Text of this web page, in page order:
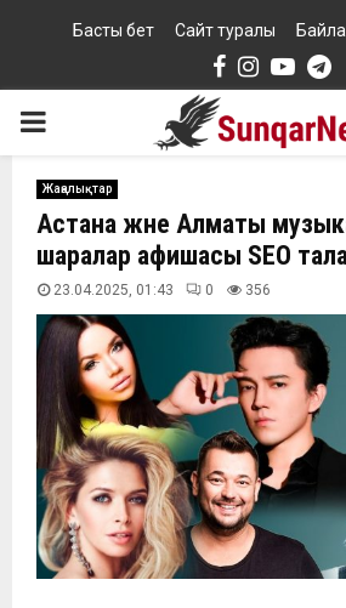
Басты бет Сайт туралы
Facebook
PRIMARY
MENU
Жаңалықтар
Астана және Алматы
шаралар афишасы SEO
23.04.2025, 01:43 0 356